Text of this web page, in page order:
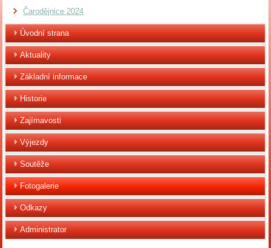
Čarodějnice 2024
Úvodní strana
Aktuality
Základní informace
Historie
Zajímavosti
Výjezdy
Soutěže
Fotogalerie
Odkazy
Administrator